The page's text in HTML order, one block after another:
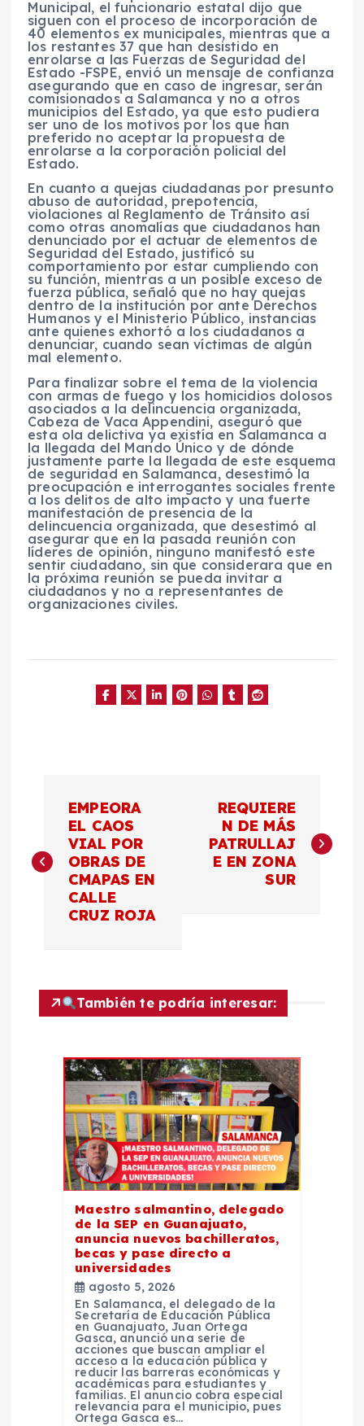
Municipal, el funcionario estatal dijo que
siguen con el proceso de incorporación de
40 elementos ex municipales, mientras que a
los restantes 37 que han desistido en
enrolarse a las Fuerzas de Seguridad del
Estado -FSPE, envió un mensaje de confianza
asegurando que en caso de ingresar, serán
comisionados a Salamanca y no a otros
municipios del Estado, ya que esto pudiera
ser uno de los motivos por los que han
preferido no aceptar la propuesta de
enrolarse a la corporación policial del
Estado.
En cuanto a quejas ciudadanas por presunto
abuso de autoridad, prepotencia,
violaciones al Reglamento de Tránsito así
como otras anomalías que ciudadanos han
denunciado por el actuar de elementos de
Seguridad del Estado, justificó su
comportamiento por estar cumpliendo con
su función, mientras a un posible exceso de
fuerza pública, señaló que no hay quejas
dentro de la institución por ante Derechos
Humanos y el Ministerio Público, instancias
ante quienes exhortó a los ciudadanos a
denunciar, cuando sean víctimas de algún
mal elemento.
Para finalizar sobre el tema de la violencia
con armas de fuego y los homicidios dolosos
asociados a la delincuencia organizada,
Cabeza de Vaca Appendini, aseguró que
esta ola delictiva ya existía en Salamanca a
la llegada del Mando Único y de dónde
justamente parte la llegada de este esquema
de seguridad en Salamanca, desestimó la
preocupación e interrogantes sociales frente
a los delitos de alto impacto y una fuerte
manifestación de presencia de la
delincuencia organizada, que desestimó al
asegurar que en la pasada reunión con
líderes de opinión, ninguno manifestó este
sentir ciudadano, sin que considerara que en
la próxima reunión se pueda invitar a
ciudadanos y no a representantes de
organizaciones civiles.
v
a
EMPEORA
EL CAOS
VIAL POR
OBRAS DE
CMAPAS EN
CALLE
CRUZ ROJA
REQUIERE
N DE MÁS
PATRULLAJ
E EN ZONA
SUR
También te podría interesar:
Maestro salmantino, delegado
de la SEP en Guanajuato,
anuncia nuevos bachilleratos,
becas y pase directo a
universidades
agosto 5, 2026
En Salamanca, el delegado de la
Secretaría de Educación Pública
en Guanajuato, Juan Ortega
Gasca, anunció una serie de
acciones que buscan ampliar el
acceso a la educación pública y
reducir las barreras económicas y
académicas para estudiantes y
familias. El anuncio cobra especial
relevancia para el municipio, pues
Ortega Gasca es…